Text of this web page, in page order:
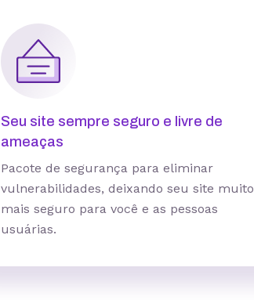
10 GB
Seu site sempre seguro e livre de
ameaças
Pacote de segurança para eliminar
vulnerabilidades, deixando seu site muito
mais seguro para você e as pessoas
usuárias.